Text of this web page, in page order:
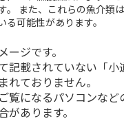
。 また、これらの魚介類
る可能性があります。
ージです。
記載されていない「小
れておりません。
覧になるパソコンなど
があります。